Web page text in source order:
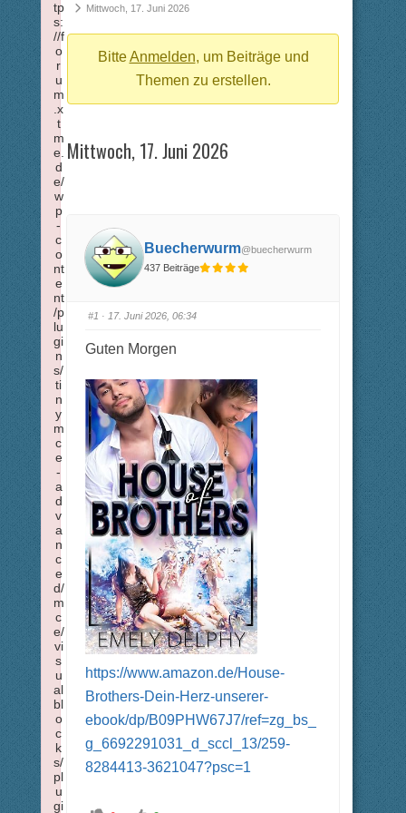
Breadcrumbs
hier:
Mittwoch, 17. Juni 2026
BitteAnmelden, um Beiträge und
Themen zu erstellen.
Mittwoch, 17. Juni 2026
Buecherwurm@buecherwurm
437 Beiträge
#1 · 17. Juni 2026, 06:34
Guten Morgen
https://www.amazon.de/House-
Brothers-Dein-Herz-unserer-
ebook/dp/B09PHW67J7/ref=zg_bs_
g_6692291031_d_sccl_13/259-
8284413-3621047?psc=1
tp
s:
//f
o
r
u
m
.x
t
m
e.
d
e/
w
p
-
c
o
nt
e
nt
/p
lu
gi
n
s/
ti
n
y
m
c
e
-
a
d
v
a
n
c
e
d/
m
c
e/
vi
s
u
al
bl
o
c
k
s/
pl
u
gi